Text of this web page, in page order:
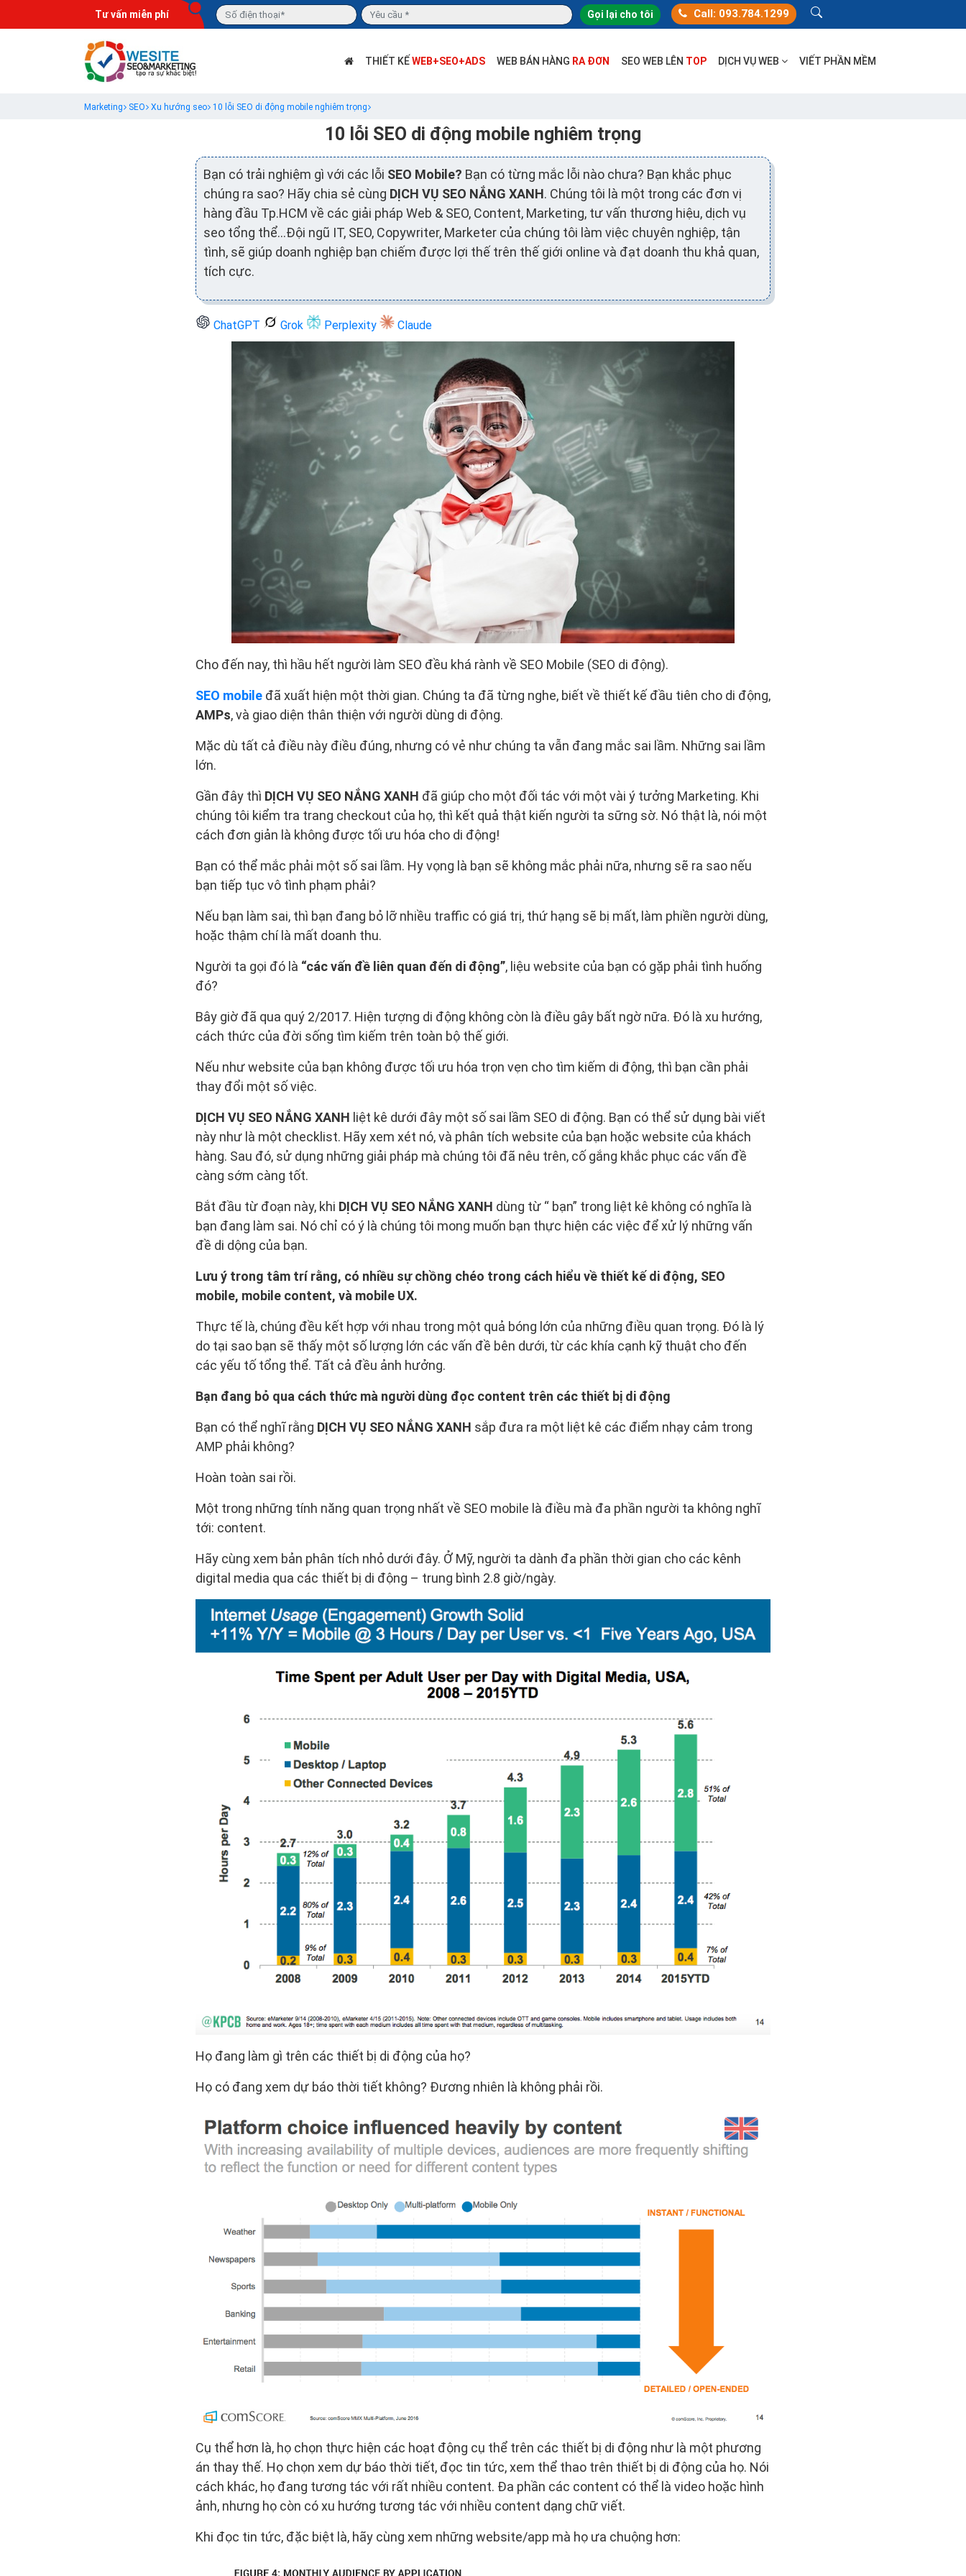
Tư vấn miễn phí Gọi lại cho tôi Call: 093.784.1299
THIẾT KẾWEB+SEO+ADS WEB BÁN HÀNG RA ĐƠN SEO WEB LÊN TOP DỊCH VỤ WEB VIẾT PHẦN MỀM
Marketing SEO Xu hướng seo 10 lỗi SEO di động mobile nghiêm trọng
10 lỗi SEO di động mobile nghiêm trọng
Bạn có trải nghiệm gì với các lỗi SEO Mobile? Bạn có từng mắc lỗi nào chưa? Bạn khắc phục
chúng ra sao? Hãy chia sẻ cùng DỊCH VỤ SEO NẮNG XANH. Chúng tôi là một trong các đơn vị
hàng đầu Tp.HCM về các giải pháp Web & SEO, Content, Marketing, tư vấn thương hiệu, dịch vụ
seo tổng thể…Đội ngũ IT, SEO, Copywriter, Marketer của chúng tôi làm việc chuyên nghiệp, tận
tình, sẽ giúp doanh nghiệp bạn chiếm được lợi thế trên thế giới online và đạt doanh thu khả quan,
tích cực.
ChatGPT Grok Perplexity Claude
Cho đến nay, thì hầu hết người làm SEO đều khá rành về SEO Mobile (SEO di động).
SEO mobile đã xuất hiện một thời gian. Chúng ta đã từng nghe, biết về thiết kế đầu tiên cho di động,
AMPs, và giao diện thân thiện với người dùng di động.
Mặc dù tất cả điều này điều đúng, nhưng có vẻ như chúng ta vẫn đang mắc sai lầm. Những sai lầm
lớn.
Gần đây thì DỊCH VỤ SEO NẮNG XANH đã giúp cho một đối tác với một vài ý tưởng Marketing. Khi
chúng tôi kiểm tra trang checkout của họ, thì kết quả thật kiến người ta sững sờ. Nó thật là, nói một
cách đơn giản là không được tối ưu hóa cho di động!
Bạn có thể mắc phải một số sai lầm. Hy vọng là bạn sẽ không mắc phải nữa, nhưng sẽ ra sao nếu
bạn tiếp tục vô tình phạm phải?
Nếu bạn làm sai, thì bạn đang bỏ lỡ nhiều traffic có giá trị, thứ hạng sẽ bị mất, làm phiền người dùng,
hoặc thậm chí là mất doanh thu.
Người ta gọi đó là “các vấn đề liên quan đến di động”, liệu website của bạn có gặp phải tình huống
đó?
Bây giờ đã qua quý 2/2017. Hiện tượng di động không còn là điều gây bất ngờ nữa. Đó là xu hướng,
cách thức của đời sống tìm kiếm trên toàn bộ thế giới.
Nếu như website của bạn không được tối ưu hóa trọn vẹn cho tìm kiếm di động, thì bạn cần phải
thay đổi một số việc.
DỊCH VỤ SEO NẮNG XANH liệt kê dưới đây một số sai lầm SEO di động. Bạn có thể sử dụng bài viết
này như là một checklist. Hãy xem xét nó, và phân tích website của bạn hoặc website của khách
hàng. Sau đó, sử dụng những giải pháp mà chúng tôi đã nêu trên, cố gắng khắc phục các vấn đề
càng sớm càng tốt.
Bắt đầu từ đoạn này, khi DỊCH VỤ SEO NẮNG XANH dùng từ “ bạn” trong liệt kê không có nghĩa là
bạn đang làm sai. Nó chỉ có ý là chúng tôi mong muốn bạn thực hiện các việc để xử lý những vấn
đề di dộng của bạn.
Lưu ý trong tâm trí rằng, có nhiều sự chồng chéo trong cách hiểu về thiết kế di động, SEO
mobile, mobile content, và mobile UX.
Thực tế là, chúng đều kết hợp với nhau trong một quả bóng lớn của những điều quan trọng. Đó là lý
do tại sao bạn sẽ thấy một số lượng lớn các vấn đề bên dưới, từ các khía cạnh kỹ thuật cho đến
các yếu tố tổng thể. Tất cả đều ảnh hưởng.
Bạn đang bỏ qua cách thức mà người dùng đọc content trên các thiết bị di động
Bạn có thể nghĩ rằng DỊCH VỤ SEO NẮNG XANH sắp đưa ra một liệt kê các điểm nhạy cảm trong
AMP phải không?
Hoàn toàn sai rồi.
Một trong những tính năng quan trọng nhất về SEO mobile là điều mà đa phần người ta không nghĩ
tới: content.
Hãy cùng xem bản phân tích nhỏ dưới đây. Ở Mỹ, người ta dành đa phần thời gian cho các kênh
digital media qua các thiết bị di động – trung bình 2.8 giờ/ngày.
Họ đang làm gì trên các thiết bị di động của họ?
Họ có đang xem dự báo thời tiết không? Đương nhiên là không phải rồi.
Cụ thể hơn là, họ chọn thực hiện các hoạt động cụ thể trên các thiết bị di động như là một phương
án thay thế. Họ chọn xem dự báo thời tiết, đọc tin tức, xem thể thao trên thiết bị di động của họ. Nói
cách khác, họ đang tương tác với rất nhiều content. Đa phần các content có thể là video hoặc hình
ảnh, nhưng họ còn có xu hướng tương tác với nhiều content dạng chữ viết.
Khi đọc tin tức, đặc biệt là, hãy cùng xem những website/app mà họ ưa chuộng hơn: